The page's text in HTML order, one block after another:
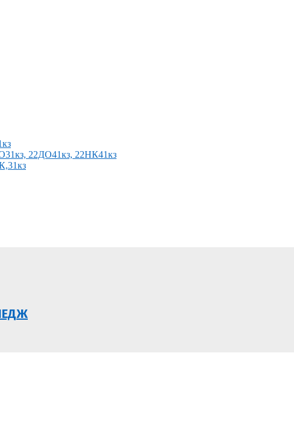
22ДО41кз, 22НК41кз